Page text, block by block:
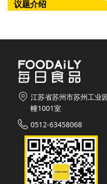
议题介绍
江苏省苏州市苏州工业
幢1001室
0512-63458068